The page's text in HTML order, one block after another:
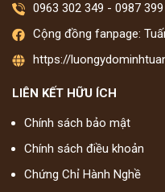
0963 302 349 - 0987
Cộng đồng fanpage:
https://
LIÊN KẾT HỮU ÍCH
Chính sách bảo mật
Chính sách điều khoản
Chứng Chỉ Hành Nghề